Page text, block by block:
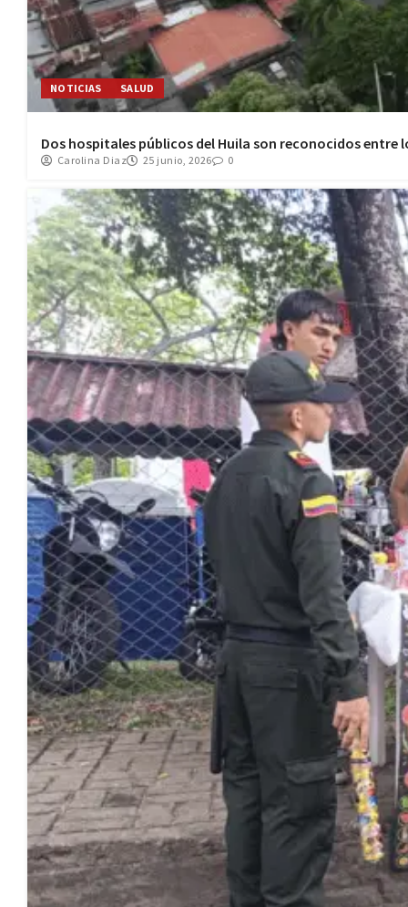
NOTICIAS SALUD
Dos hospitales públicos del Huila son reconocidos entre
Carolina Diaz 25 junio, 2026 0